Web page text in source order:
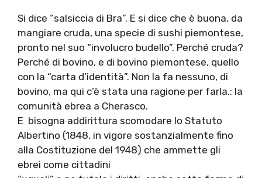
Si dice “salsiccia di Bra”. E si dice che è buona, da
mangiare cruda, una specie di sushi piemontese,
pronto nel suo “involucro budello”. Perché cruda?
Perché di bovino, e di bovino piemontese, quello
con la “carta d’identità”. Non la fa nessuno, di
bovino, ma qui c’è stata una ragione per farla.: la
comunità ebrea a Cherasco.
E bisogna addirittura scomodare lo Statuto
Albertino (1848, in vigore sostanzialmente fino
alla Costituzione del 1948) che ammette gli
ebrei come cittadini